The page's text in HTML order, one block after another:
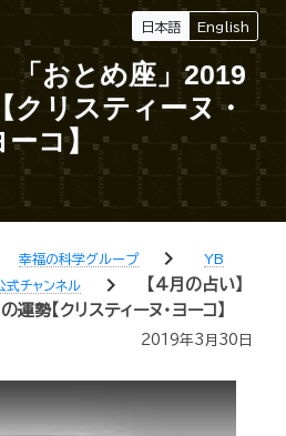
日本語 English
「おとめ座」2019
クリスティーヌ・
ーコ】
幸福の科学グループ chevron_right
YB
チャンネル
chevron_right
【4月の占い】
勢【クリスティーヌ・ヨーコ】
2019年3月30日